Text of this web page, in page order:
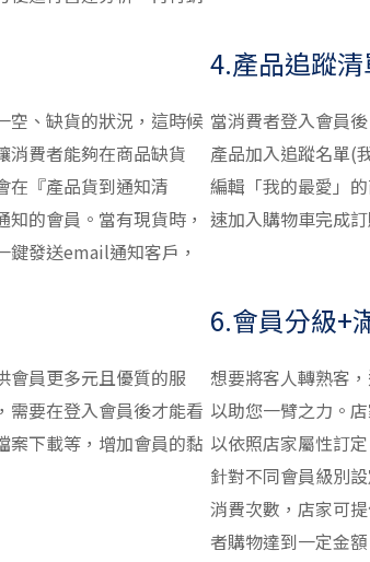
空、缺貨的狀況，這時候
消費者能夠在商品缺貨
在『產品貨到通知清
的會員。當有現貨時，
鍵發送email通知客戶，
4.產品追蹤清
當消費者登入會員
產品加入追蹤名單(
編輯「我的最愛」
速加入購物車完成訂
會員更多元且優質的服
需要在登入會員後才能看
案下載等，增加會員的黏
6.會員分級+
想要將客人轉熟客
以助您一臂之力。
以依照店家屬性訂
針對不同會員級別
消費次數，店家可
者購物達到一定金